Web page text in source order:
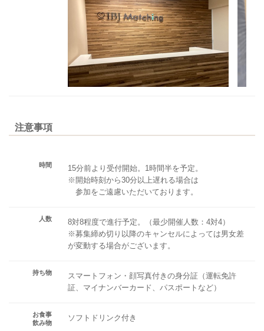
注意事項
時間
15分前より受付開始。1時間半を予定。
※開始時刻から30分以上遅れる場合は
参加をご遠慮いただいております。
人数
8対8程度で進行予定。（最少開催人数：4対4）
※募集締め切り以降のキャンセルによっては男女差
が変動する場合がございます。
持ち物
スマートフォン・顔写真付きの身分証（運転免許
証、マイナンバーカード、パスポートなど）
お食事
飲み物
ソフトドリンク付き